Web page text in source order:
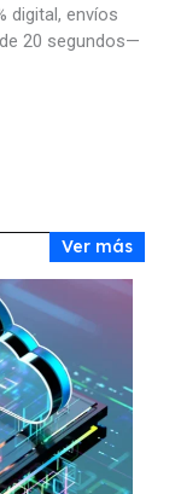
digital, envíos
20 segundos—
Ver más